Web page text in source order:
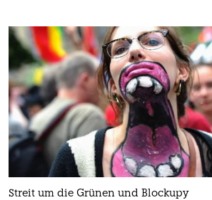
Streit um die Grünen und Blockupy